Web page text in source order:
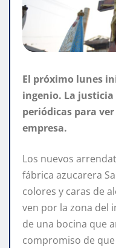
El próximo lunes
ingenio. La
periódicas para
empresa.
Los nuevos
fábrica azucarera
colores y caras de
ven por la zona del
de una bocina que
compromiso de